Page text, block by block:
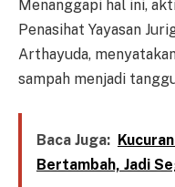
Menanggapi hal ini,
Penasihat Yayasan
Arthayuda,
sampah menjadi
Baca Juga:
Bertambah, Jadi